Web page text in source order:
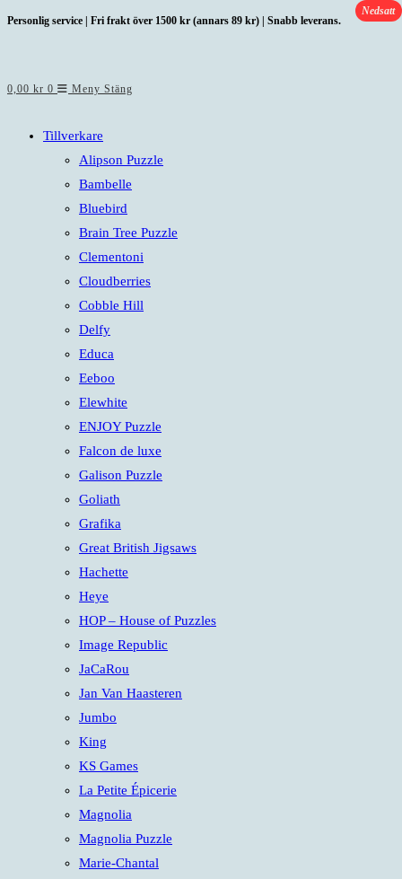
Hoppa
Personlig service | Fri frakt över 1500 kr (annars 89 kr) | Snabb leverans.
0,00 kr 0 Meny Stäng
Tillverkare
Alipson Puzzle
Bambelle
Bluebird
Brain Tree Puzzle
Clementoni
Cloudberries
Cobble Hill
Delfy
Educa
Eeboo
Elewhite
ENJOY Puzzle
Falcon de luxe
Galison Puzzle
Goliath
Grafika
Great British Jigsaws
Hachette
Heye
HOP – House of Puzzles
Image Republic
JaCaRou
Jan Van Haasteren
Jumbo
King
KS Games
La Petite Épicerie
Magnolia
Magnolia Puzzle
Marie-Chantal
Nedsatt